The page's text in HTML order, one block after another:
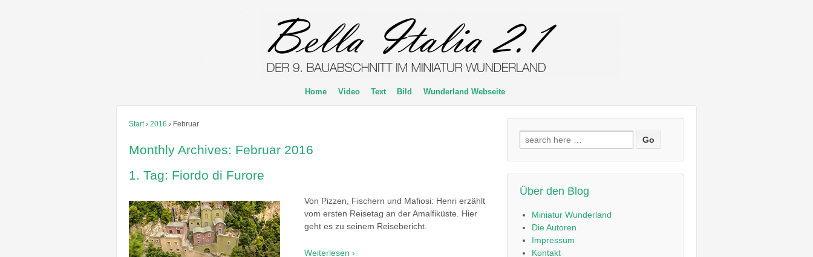
Home Video Text Bild Wunderland Webseite
Start › 2016 › Februar
Monthly Archives: Februar 2016
1. Tag: Fiordo di Furore
Von Pizzen, Fischern und Mafiosi: Henri erzählt
vom ersten Reisetag an der Amalfiküste. Hier
geht es zu seinem Reisebericht.
Weiterlesen ›
Suchen
nach:
Über den Blog
Miniatur Wunderland
Die Autoren
Impressum
Kontakt